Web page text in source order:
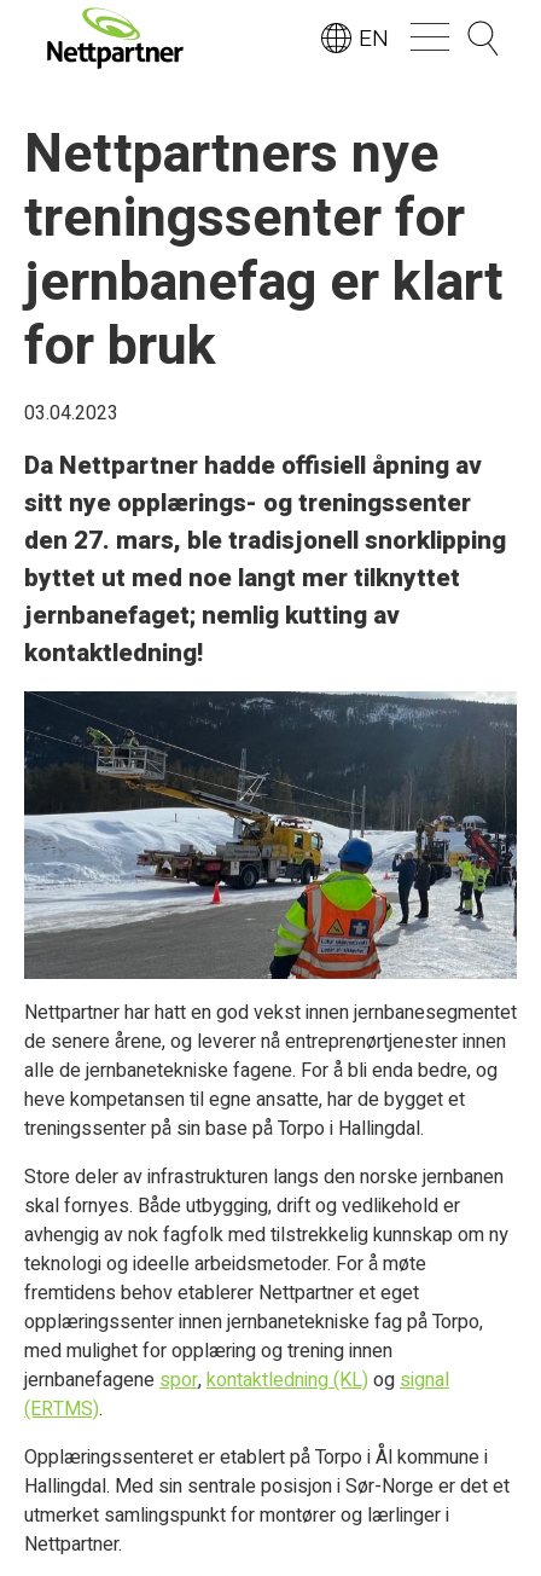
EN
Nettpartners nye
treningssenter for
jernbanefag er klart
for bruk
03.04.2023
Da Nettpartner hadde offisiell åpning av
sitt nye opplærings- og treningssenter
den 27. mars, ble tradisjonell snorklipping
byttet ut med noe langt mer tilknyttet
jernbanefaget; nemlig kutting av
kontaktledning!
Nettpartner har hatt en god vekst innen jernbanesegmentet
de senere årene, og leverer nå entreprenørtjenester innen
alle de jernbanetekniske fagene. For å bli enda bedre, og
heve kompetansen til egne ansatte, har de bygget et
treningssenter på sin base på Torpo i Hallingdal.
Store deler av infrastrukturen langs den norske jernbanen
skal fornyes. Både utbygging, drift og vedlikehold er
avhengig av nok fagfolk med tilstrekkelig kunnskap om ny
teknologi og ideelle arbeidsmetoder. For å møte
fremtidens behov etablerer Nettpartner et eget
opplæringssenter innen jernbanetekniske fag på Torpo,
med mulighet for opplæring og trening innen
jernbanefagene spor,kontaktledning (KL) og signal
(ERTMS).
Opplæringssenteret er etablert på Torpo i Ål kommune i
Hallingdal. Med sin sentrale posisjon i Sør-Norge er det et
utmerket samlingspunkt for montører og lærlinger i
Nettpartner.